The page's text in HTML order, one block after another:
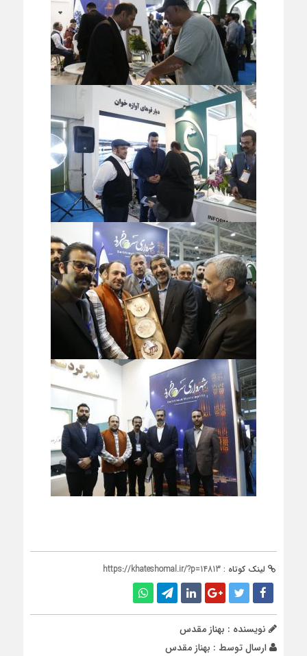
لینک کوتاه : https://khateshomal.ir/?p=14813
نویسنده : بهناز مقدس
ارسال توسط : بهناز مقدس